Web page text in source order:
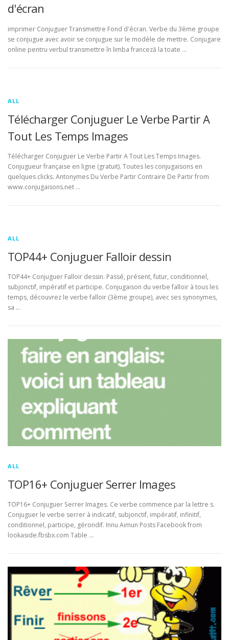
d'écran
imprimer Conjuguer Transmettre Fond d'écran. Verbe du 3ème groupe
se conjugue avec avoir se conjugue sur le modèle de mettre. Conjugare
online pentru verbul transmettre în limba franceză la toate …
ALL
Télécharger Conjuguer Le Verbe Partir A
Tout Les Temps Images
Télécharger Conjuguer Le Verbe Partir A Tout Les Temps Images.
Conjugueur française en ligne (gratuit). Toutes les conjugaisons en
quelques clicks. Antonymes Du Verbe Partir Contraire De Partir from
www.conjugaisons.net …
ALL
TOP44+ Conjuguer Falloir dessin
TOP44+ Conjuguer Falloir dessin. Passé, présent, futur, conditionnel,
subjonctif, impératif et participe. Conjugaison du verbe falloir à tous les
temps, découvrez le verbe falloir (3ème groupe), avec ses synonymes,
sa …
ALL
TOP16+ Conjuguer Serrer Images
TOP16+ Conjuguer Serrer Images. Ce verbe commence par la lettre s.
Conjuguer le verbe serrer à indicatif, subjonctif, impératif, infinitif,
conditionnel, participe, gérondif. Innu Aimun Posts Facebook from
lookaside.fbsbx.com Table …